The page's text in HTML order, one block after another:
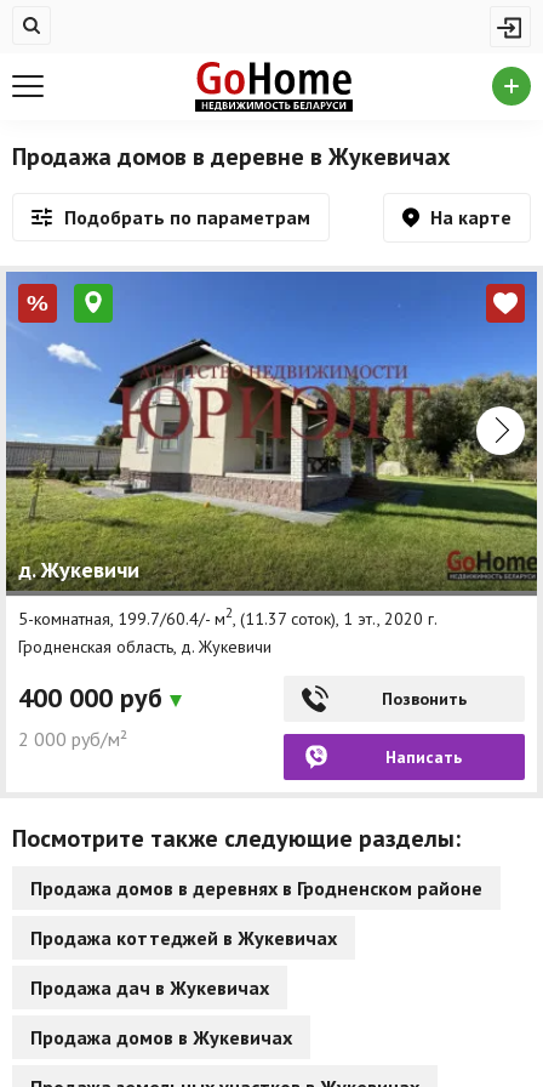
Недвижимость в Жукевичах
На сутки
Новостройки
Дома/коттеджи/участки
Комерческая недвижимость
Недвижимость в Жукевичах
Продажа коммерческой недвижимости
Аренда коммерческой недвижимости
Другие разделы
Новости
Ремонт квартир
Способы оплаты
Реклама на сайте
Продажа домов в деревне в Жукевичах
Подобрать по параметрам На карте
%
д. Жукевичи
5-комнатная, 199.7/60.4/- м2 , (11.37 соток), 1 эт., 2020 г.
Гродненская область, д. Жукевичи
400 000 руб
2 000 руб/м²
Позвонить
Написать
Посмотрите также следующие разделы:
Продажа домов в деревнях в Гродненском районе
Продажа коттеджей в Жукевичах
Продажа дач в Жукевичах
Продажа домов в Жукевичах